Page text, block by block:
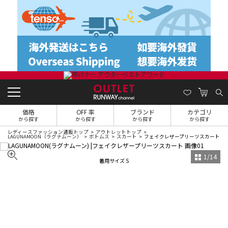
価格
から探す
OFF 率
から探す
ブランド
から探す
カテゴリ
から探す
レディースファッション通販トップ アウトレットトップ
LAGUNAMOON（ラグナムーン） ボトムス スカート フェイクレザープリーツスカート
着用サイズ S 1 /14